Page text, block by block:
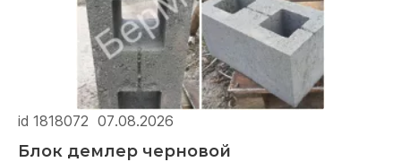
id 1818072 07.08.2026
Блок демлер черновой